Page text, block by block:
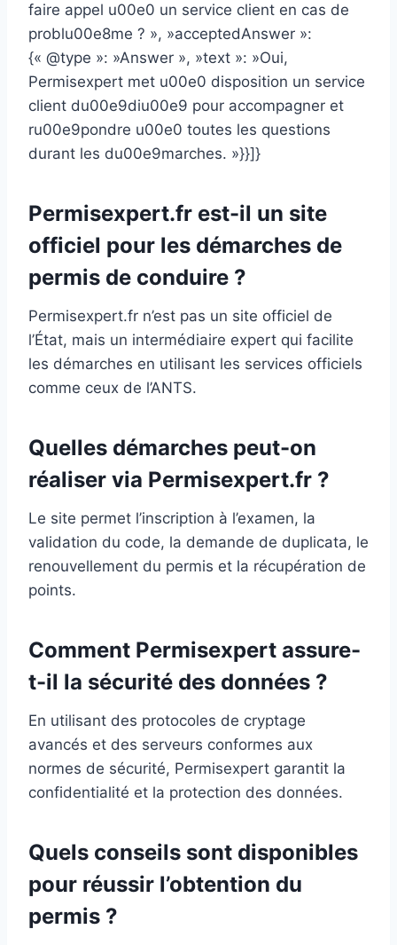
faire appel u00e0 un service client en cas de
problu00e8me ? », »acceptedAnswer »:
{« @type »: »Answer », »text »: »Oui,
Permisexpert met u00e0 disposition un service
client du00e9diu00e9 pour accompagner et
ru00e9pondre u00e0 toutes les questions
durant les du00e9marches. »}}]}
Permisexpert.fr est-il un site
officiel pour les démarches de
permis de conduire ?
Permisexpert.fr n’est pas un site officiel de
l’État, mais un intermédiaire expert qui facilite
les démarches en utilisant les services officiels
comme ceux de l’ANTS.
Quelles démarches peut-on
réaliser via Permisexpert.fr ?
Le site permet l’inscription à l’examen, la
validation du code, la demande de duplicata, le
renouvellement du permis et la récupération de
points.
Comment Permisexpert assure-
t-il la sécurité des données ?
En utilisant des protocoles de cryptage
avancés et des serveurs conformes aux
normes de sécurité, Permisexpert garantit la
confidentialité et la protection des données.
Quels conseils sont disponibles
pour réussir l’obtention du
permis ?